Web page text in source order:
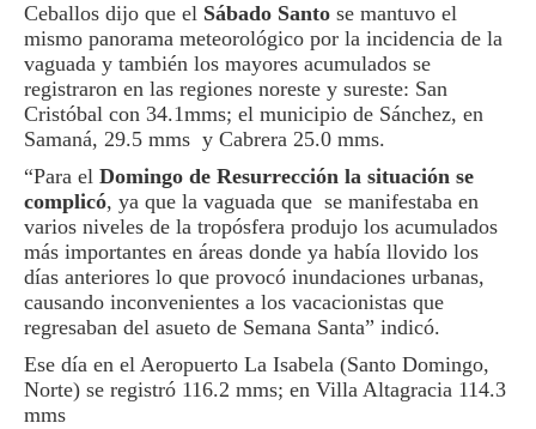
Ceballos dijo que el Sábado Santo se mantuvo el
mismo panorama meteorológico por la incidencia de la
vaguada y también los mayores acumulados se
registraron en las regiones noreste y sureste: San
Cristóbal con 34.1mms; el municipio de Sánchez, en
Samaná, 29.5 mms y Cabrera 25.0 mms.
“Para el Domingo de Resurrección la situación se
complicó, ya que la vaguada que se manifestaba en
varios niveles de la tropósfera produjo los acumulados
más importantes en áreas donde ya había llovido los
días anteriores lo que provocó inundaciones urbanas,
causando inconvenientes a los vacacionistas que
regresaban del asueto de Semana Santa” indicó.
Ese día en el Aeropuerto La Isabela (Santo Domingo,
Norte) se registró 116.2 mms; en Villa Altagracia 114.3
mms